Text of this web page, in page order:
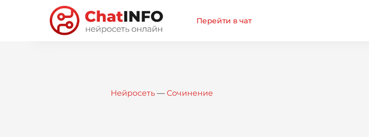
Перейти в чат
Нейросеть — Сочинение